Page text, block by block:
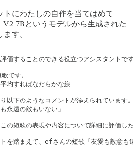
トにわたしの自作を当てはめて
V2-7Bというモデルから生成された
す。
価することのできる役立つアシスタントで
です。
均すればなだらかな線
以下のようなコメントが添えられています
永遠の敵もいない」
の短歌の表現や内容について詳細に評価し
を踏まえて、efさんの短歌「友愛も敵意